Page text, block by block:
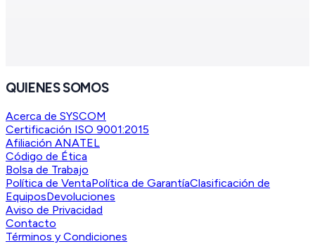
QUIENES SOMOS
Acerca de SYSCOM
Certificación ISO 9001:2015
Afiliación ANATEL
Código de Ética
Bolsa de Trabajo
Política de VentaPolítica de GarantíaClasificación de
EquiposDevoluciones
Aviso de Privacidad
Contacto
Términos y Condiciones